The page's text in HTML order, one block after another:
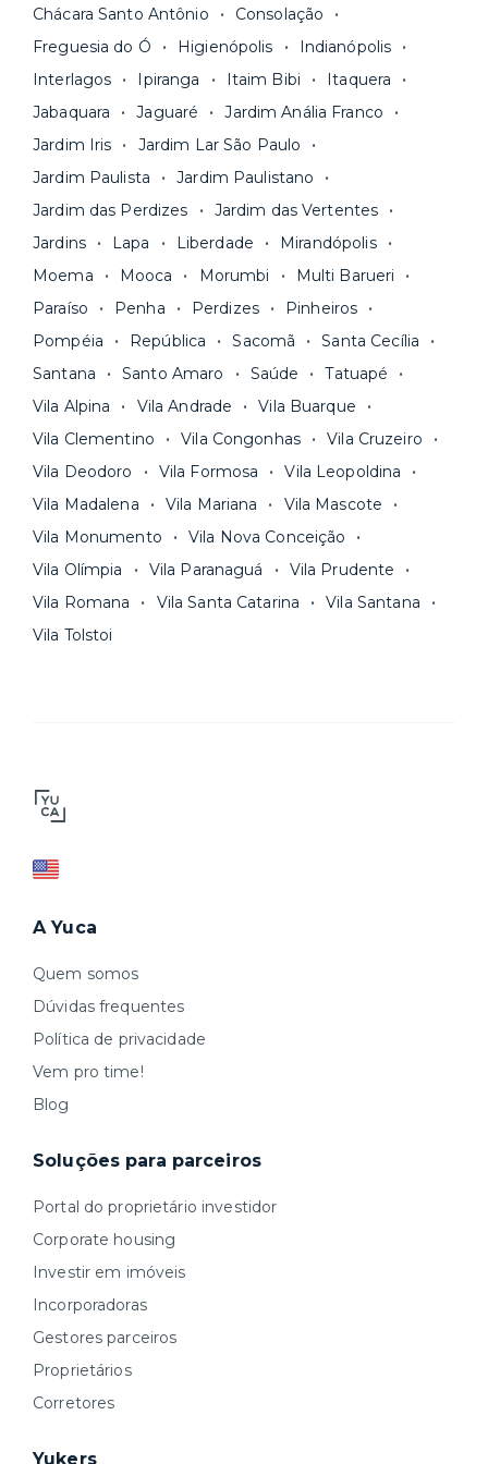
Seja uma mala ou um caminhão de mudança: é
só levar as suas coisas e começar a morar.
documentação pelo site da Yuca e assina o
contrato na tela do seu computador ou celular.
Simples, seguro e sem burocracia!
Chácara Santo Antônio
Consolação
Freguesia do Ó
Higienópolis
Indianópolis
Interlagos
Ipiranga Itaim Bibi
Itaquera
Jabaquara
Jaguaré
Jardim Anália Franco
Jardim Iris
Jardim Lar São Paulo
Jardim Paulista
Jardim Paulistano
Jardim das Perdizes
Jardim das Vertentes
Jardins
Lapa Liberdade
Mirandópolis
Moema
Mooca Morumbi
Multi Barueri
Paraíso
Penha Perdizes
Pinheiros
Pompéia
República Sacomã
Santa Cecília
Santana
Santo Amaro Saúde
Tatuapé
Vila Alpina
Vila Andrade
Vila Buarque
Vila Clementino
Vila Congonhas
Vila Cruzeiro
Vila Deodoro
Vila Formosa
Vila Leopoldina
Vila Madalena
Vila Mariana
Vila Mascote
Vila Monumento
Vila Nova Conceição
Vila Olímpia
Vila Paranaguá
Vila Prudente
Vila Romana
Vila Santa Catarina
Vila Santana
Vila Tolstoi
A Yuca
Quem somos
Dúvidas frequentes
Política de privacidade
Vem pro time!
Blog
Soluções para parceiros
Portal do proprietário investidor
Corporate housing
Investir em imóveis
Incorporadoras
Gestores parceiros
Proprietários
Corretores
Yukers